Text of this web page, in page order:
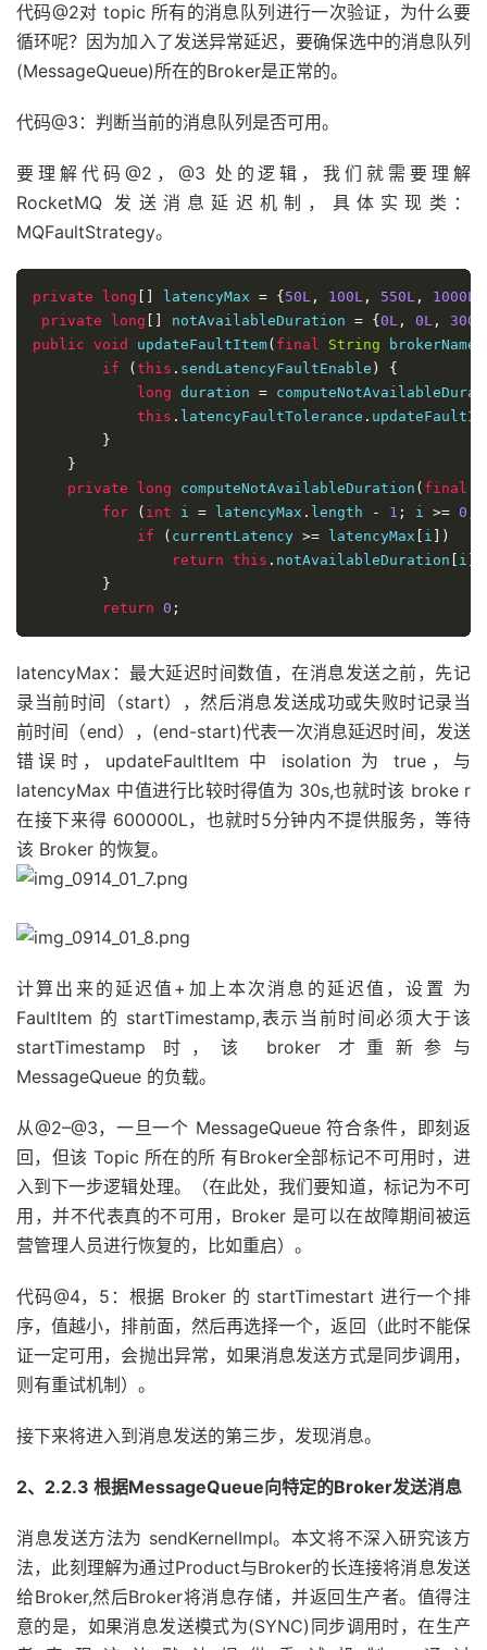
代码@2对 topic 所有的消息队列进行一次验证，为什么要
循环呢？因为加入了发送异常延迟，要确保选中的消息队列
(MessageQueue)所在的Broker是正常的。
代码@3：判断当前的消息队列是否可用。
要理解代码@2，@3 处的逻辑，我们就需要理解
RocketMQ 发送消息延迟机制，具体实现类：
MQFaultStrategy。
private long latencyMax = { 50L , 100L , 550L , 1000L
private
long notAvailableDuration = { 0L , 0L ,
public void updateFaultItem( final String brokerName
if
( this . sendLatencyFaultEnable )
{
long duration =
this . latencyFaultTolerance .
}
}
private
long computeNotAvailableDuration ( final
for
( int i = latencyMax . length - 1 ; i >= 0
if
( currentLatency >= latencyMax i ])
return this . notAvailableDuration i
}
return 0 ;
latencyMax：最大延迟时间数值，在消息发送之前，先记
录当前时间（start），然后消息发送成功或失败时记录当
前时间（end），(end-start)代表一次消息延迟时间，发送
错误时，updateFaultItem 中 isolation 为 true，与
latencyMax 中值进行比较时得值为 30s,也就时该 broke r
在接下来得 600000L，也就时5分钟内不提供服务，等待
该 Broker 的恢复。
计算出来的延迟值+加上本次消息的延迟值，设置 为
FaultItem 的 startTimestamp,表示当前时间必须大于该
startTimestamp 时，该 broker 才重新参与
MessageQueue 的负载。
从@2–@3，一旦一个 MessageQueue 符合条件，即刻返
回，但该 Topic 所在的所 有Broker全部标记不可用时，进
入到下一步逻辑处理。（在此处，我们要知道，标记为不可
用，并不代表真的不可用，Broker 是可以在故障期间被运
营管理人员进行恢复的，比如重启）。
代码@4，5：根据 Broker 的 startTimestart 进行一个排
序，值越小，排前面，然后再选择一个，返回（此时不能保
证一定可用，会抛出异常，如果消息发送方式是同步调用，
则有重试机制）。
接下来将进入到消息发送的第三步，发现消息。
2、2.2.3 根据MessageQueue向特定的Broker发送消息
消息发送方法为 sendKernelImpl。本文将不深入研究该方
法，此刻理解为通过Product与Broker的长连接将消息发送
给Broker,然后Broker将消息存储，并返回生产者。值得注
意的是，如果消息发送模式为(SYNC)同步调用时，在生产